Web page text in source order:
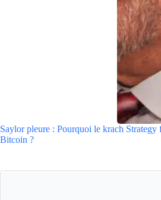
Saylor pleure : Pourquoi le krach Strategy
Bitcoin ?